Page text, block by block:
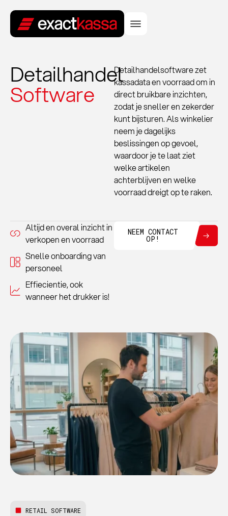
Detailhandel
Software
Detailhandelsoftware zet
kassadata en voorraad om in
direct bruikbare inzichten,
zodat je sneller en zekerder
kunt bijsturen. Als winkelier
neem je dagelijks
beslissingen op gevoel,
waardoor je te laat ziet
welke artikelen
achterblijven en welke
voorraad dreigt op te raken.
Altijd en overal inzicht in
verkopen en voorraad
Snelle onboarding van
personeel
Effiecientie, ook
wanneer het drukker is!
NEEM CONTACT
OP!
RETAIL SOFTWARE